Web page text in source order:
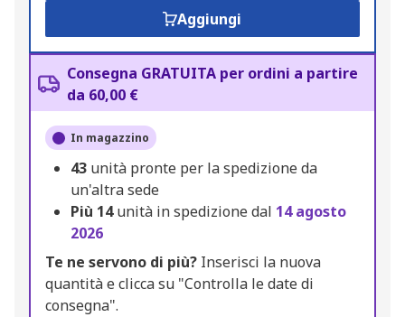
Aggiungi
Consegna GRATUITA per ordini a partire
da 60,00 €
In magazzino
43 unità pronte per la spedizione da
un'altra sede
Più 14unità in spedizione dal 14 agosto
2026
Te ne servono di più? Inserisci la nuova
quantità e clicca su "Controlla le date di
consegna".